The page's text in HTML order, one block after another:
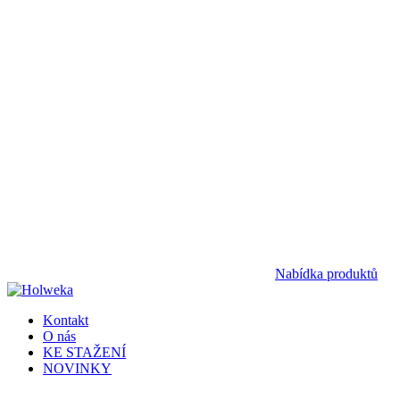
Nabídka produktů
Kontakt
O nás
KE STAŽENÍ
NOVINKY